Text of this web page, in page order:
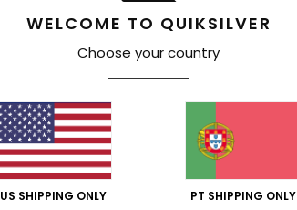
WELCOME TO QUIKSILVER
Choose your country
US SHIPPING ONLY PT SHIPPING ONLY